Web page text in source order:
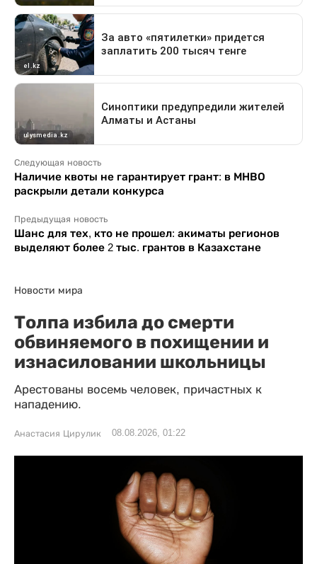
Следующая новость
Наличие квоты не гарантирует грант: в МНВО
раскрыли детали конкурса
Предыдущая новость
Шанс для тех, кто не прошел: акиматы регионов
выделяют более 2 тыс. грантов в Казахстане
Новости мира
Толпа избила до смерти
обвиняемого в похищении и
изнасиловании школьницы
Арестованы восемь человек, причастных к
нападению.
Анастасия Цирулик 08.08.2026, 01:22